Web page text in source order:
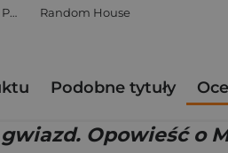
Paweł Ziemnicki Random House
Podobne tytuły
Opowieść o